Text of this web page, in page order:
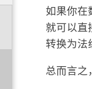
如果你在
就可以直
转换为法
总而言之